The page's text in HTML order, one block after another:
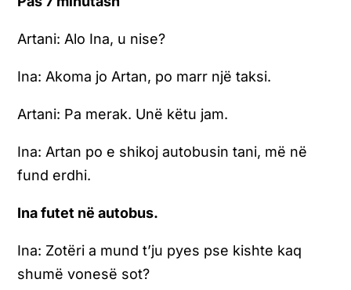
Artani: Alo Ina, u nise?
Ina: Akoma jo Artan, po marr një taksi.
Artani: Pa merak. Unë këtu jam.
Ina: Artan po e shikoj autobusin tani, më në
fund erdhi.
Ina futet në autobus.
Ina: Zotëri a mund t’ju pyes pse kishte kaq
shumë vonesë sot?